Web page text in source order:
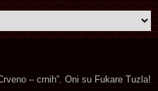
– crnih”. Oni su Fukare Tuzla!